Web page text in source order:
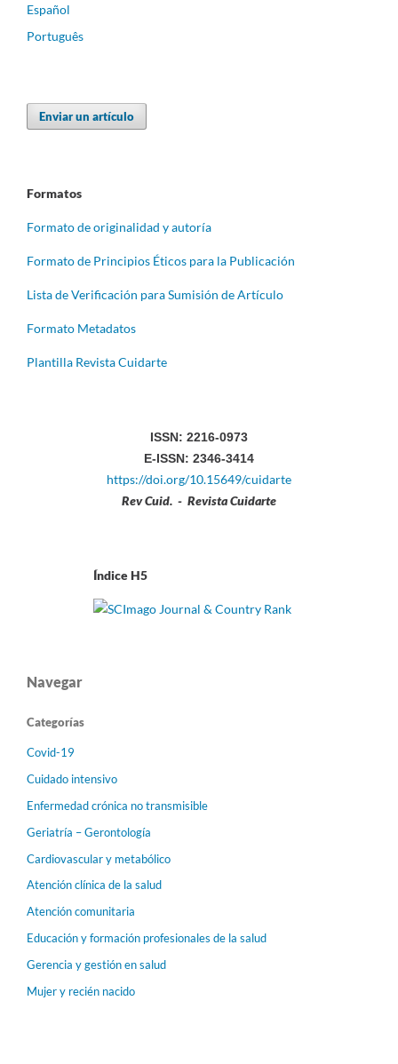
Español
Português
Enviar un artículo
Formatos
Formato de originalidad y autoría
Formato de Principios Éticos para la Publicación
Lista de Verificación para Sumisión de Artículo
Formato Metadatos
Plantilla Revista Cuidarte
ISSN: 2216-0973
E-ISSN: 2346-3414
https://doi.org/10.15649/cuidarte
Rev Cuid. - Revista Cuidarte
Índice H5
Navegar
Categorías
Covid-19
Cuidado intensivo
Enfermedad crónica no transmisible
Geriatría – Gerontología
Cardiovascular y metabólico
Atención clínica de la salud
Atención comunitaria
Educación y formación profesionales de la salud
Gerencia y gestión en salud
Mujer y recién nacido